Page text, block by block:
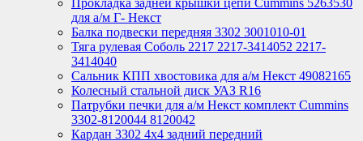
для а/м Г- Некст
Балка подвески передняя 3302 3001010-01
Тяга рулевая Соболь 2217 2217-3414052 2217-
3414040
Сальник КПП хвостовика для а/м Некст 49082165
Колесный стальной диск УАЗ R16
Патрубки печки для а/м Некст комплект Cummins
3302-8120044 8120042
Кардан 3302 4х4 задний передний